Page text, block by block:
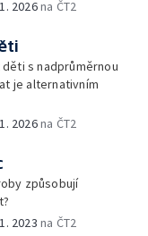
2026na ČT2
s nadprůměrnou
je alternativním
2026na ČT2
způsobují
2023 na ČT2